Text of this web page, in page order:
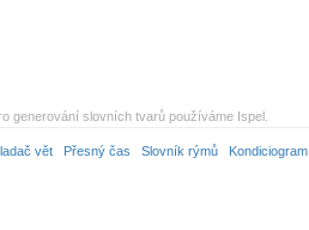
generování slovních tvarů používáme Ispel.
vět Přesný čas Slovník rýmů Kondiciogram